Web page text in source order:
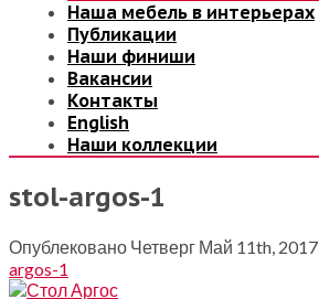
Наша мебель в интерьерах
Публикации
Наши финиши
Вакансии
Контакты
English
Наши коллекции
stol-argos-1
Опублековано Четверг Май 11th, 2017
argos-1